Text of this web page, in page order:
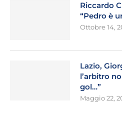
Riccardo
“Pedro è
Ottobre 14,
Lazio,
l’arbitro
gol…”
Maggio 22,